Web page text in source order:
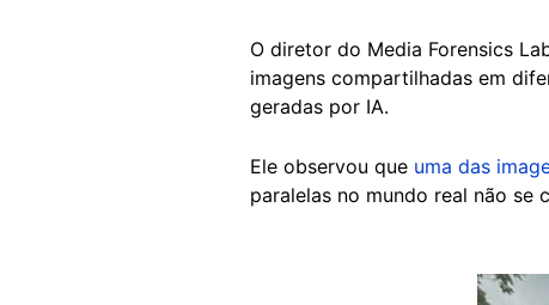
O diretor do Media Forensics
imagens compartilhadas em
geradas por IA.
Ele observou que uma das
paralelas no mundo real não se